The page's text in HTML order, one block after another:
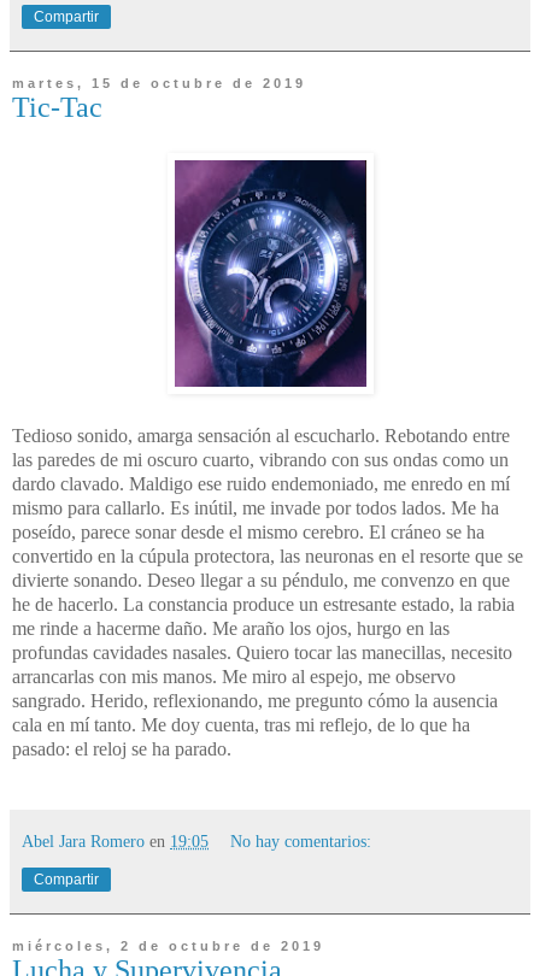
Compartir
martes, 15 de octubre de 2019
Tic-Tac
Tedioso sonido, amarga sensación al escucharlo. Rebotando entre
las paredes de mi oscuro cuarto, vibrando con sus ondas como un
dardo clavado. Maldigo ese ruido endemoniado, me enredo en mí
mismo para callarlo. Es inútil, me invade por todos lados. Me ha
poseído, parece sonar desde el mismo cerebro. El cráneo se ha
convertido en la cúpula protectora, las neuronas en el resorte que se
divierte sonando. Deseo llegar a su péndulo, me convenzo en que
he de hacerlo. La constancia produce un estresante estado, la rabia
me rinde a hacerme daño. Me araño los ojos, hurgo en las
profundas cavidades nasales. Quiero tocar las manecillas, necesito
arrancarlas con mis manos. Me miro al espejo, me observo
sangrado. Herido, reflexionando, me pregunto cómo la ausencia
cala en mí tanto. Me doy cuenta, tras mi reflejo, de lo que ha
pasado: el reloj se ha parado.
Abel Jara Romero en 19:05 No hay comentarios:
Compartir
miércoles, 2 de octubre de 2019